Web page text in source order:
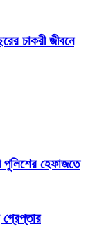
চাকরী জীবনে
হেফাজতে
গ্রেপ্তার